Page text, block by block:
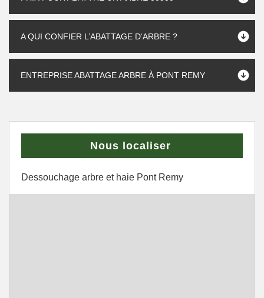
A QUI CONFIER L’ABATTAGE D‘ARBRE ?
ENTREPRISE ABATTAGE ARBRE À PONT REMY
Nous localiser
Dessouchage arbre et haie Pont Remy